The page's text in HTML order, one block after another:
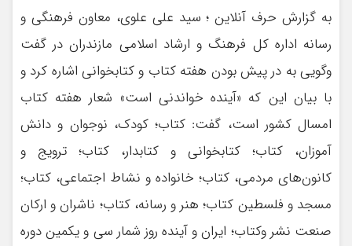
به گزارش حرف آنلاین ؛ سید علی علوی، معاون فرهنگی و
رسانه اداره کل فرهنگ و ارشاد اسلامی مازندران در گفت
وگویی به در پیش بودن هفته کتاب و کتابخوانی اشاره کرد و
با بیان این که «آینده خواندنی است» شعار هفته کتاب
امسال کشور است، گفت: کتاب؛ کودک، نوجوان و دانش
آموزان، کتاب؛ کتابخوانی و کتابدار، کتاب؛ ترویج و
کانون‌های مردمی، کتاب؛ خانواده و نشاط اجتماعی، کتاب؛
مسجد و فلسطین کتاب؛ هنر و رسانه، کتاب؛ ناشران و ارکان
صنعت نشر وکتاب؛ ایران و آینده روز شمار سی و یکمین دوره